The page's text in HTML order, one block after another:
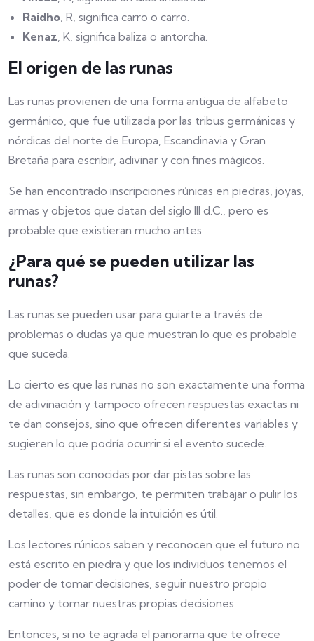
Raidho, R, significa carro o carro.
Kenaz, K, significa baliza o antorcha.
El origen de las runas
Las runas provienen de una forma antigua de alfabeto
germánico, que fue utilizada por las tribus germánicas y
nórdicas del norte de Europa, Escandinavia y Gran
Bretaña para escribir, adivinar y con fines mágicos.
Se han encontrado inscripciones rúnicas en piedras, joyas,
armas y objetos que datan del siglo III d.C., pero es
probable que existieran mucho antes.
¿Para qué se pueden utilizar las
runas?
Las runas se pueden usar para guiarte a través de
problemas o dudas ya que muestran lo que es probable
que suceda.
Lo cierto es que las runas no son exactamente una forma
de adivinación y tampoco ofrecen respuestas exactas ni
te dan consejos, sino que ofrecen diferentes variables y
sugieren lo que podría ocurrir si el evento sucede.
Las runas son conocidas por dar pistas sobre las
respuestas, sin embargo, te permiten trabajar o pulir los
detalles, que es donde la intuición es útil.
Los lectores rúnicos saben y reconocen que el futuro no
está escrito en piedra y que los individuos tenemos el
poder de tomar decisiones, seguir nuestro propio
camino y tomar nuestras propias decisiones.
Entonces, si no te agrada el panorama que te ofrece